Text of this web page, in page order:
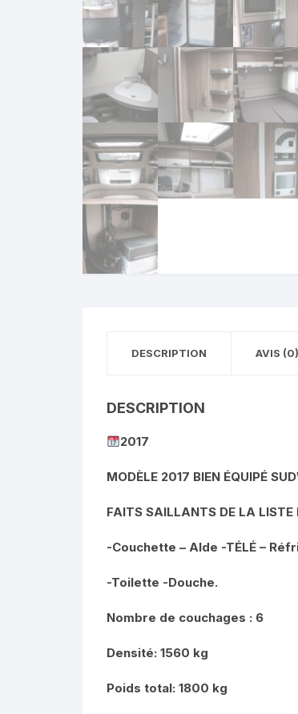
DESCRIPTION AVIS (0)
DESCRIPTION
2017
MODÈLE 2017 BIEN ÉQUIPÉ
FAITS SAILLANTS DE LA LISTE
-Couchette – Alde -TÉLÉ –
-Toilette -Douche.
Nombre de couchages : 6
Densité: 1560 kg
Poids total: 1800 kg